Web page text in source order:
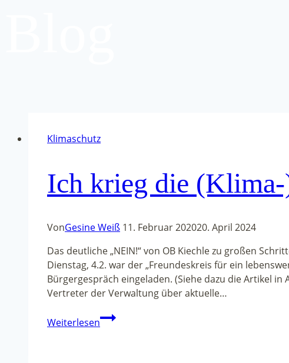
Klimaschutz
Ich krieg die
VonGesine Weiß 11. Februar 202020. April 2024
Das deutliche „NEIN!“ von OB Kiechle zu großen
Dienstag, 4.2. war der „Freundeskreis für ein
Bürgergespräch eingeladen. (Siehe dazu die Artikel
Vertreter der Verwaltung über aktuelle…
WeiterlesenIch
krieg